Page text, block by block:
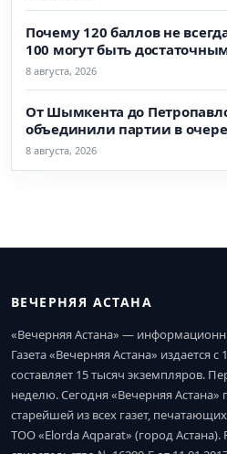
Почему 120 баллов не
100 могут быть
8 августа, 2026
От Шымкента до
объединили партии в
8 августа, 2026
ВЕЧЕРНЯЯ АСТАНА
«Вечерняя Астана» —
Газета «Вечерняя Астана» издается с
составляет 15 тысяч экземпляров.
неделю. Сегодня «Вечерняя Астана»
старейшей из всех газет,
ТОО «Elorda Aqparat» (город Астана).